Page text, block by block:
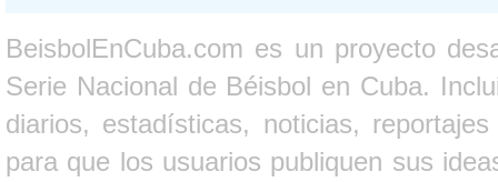
BeisbolEnCuba.com es un proyecto
Serie Nacional de Béisbol en Cuba.
diarios, estadísticas, noticias,
para que los usuarios publiquen sus